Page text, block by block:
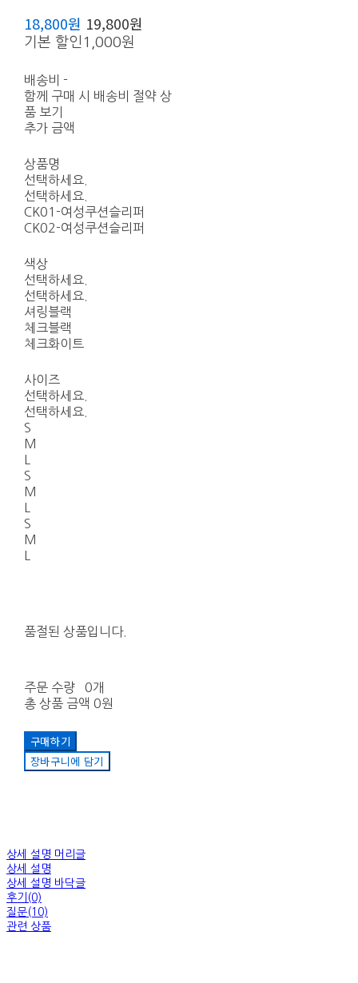
18,800원 19,800원
기본 할인 1,000원
배송비 -
함께 구매 시 배송비 절약 상
품 보기
추가 금액
상품명
선택하세요.
선택하세요.
CK01-여성쿠션슬리퍼
CK02-여성쿠션슬리퍼
색상
선택하세요.
선택하세요.
셔링블랙
체크블랙
체크화이트
사이즈
선택하세요.
선택하세요.
S
M
S
M
S
M
품절된 상품입니다.
주문 수량
0개
총 상품 금액 0원
구매하기
장바구니에 담기
상세 설명 머리글
상세 설명
상세 설명 바닥글
후기(0)
질문(10)
관련 상품